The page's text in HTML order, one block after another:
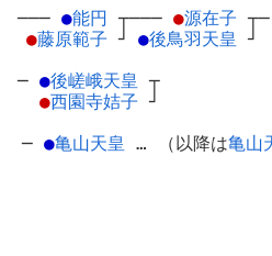
─── ●能円 ┬
●藤原範子 ┘
─── ●源在子 ┬
●後鳥羽天皇 ┘
─
─ ●後嵯峨天皇 ┬
●西園寺姞子 ┘
─ ●亀山天皇 … （以降は亀山